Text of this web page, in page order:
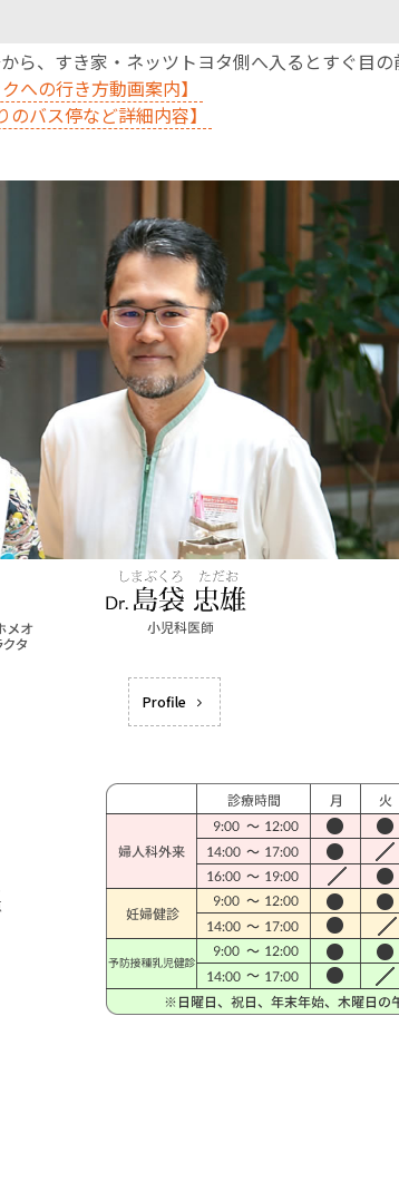
、すき家・ネッツトヨタ側へ入るとすぐ目の
への行き方動画案内】
のバス停など詳細内容】
Profile